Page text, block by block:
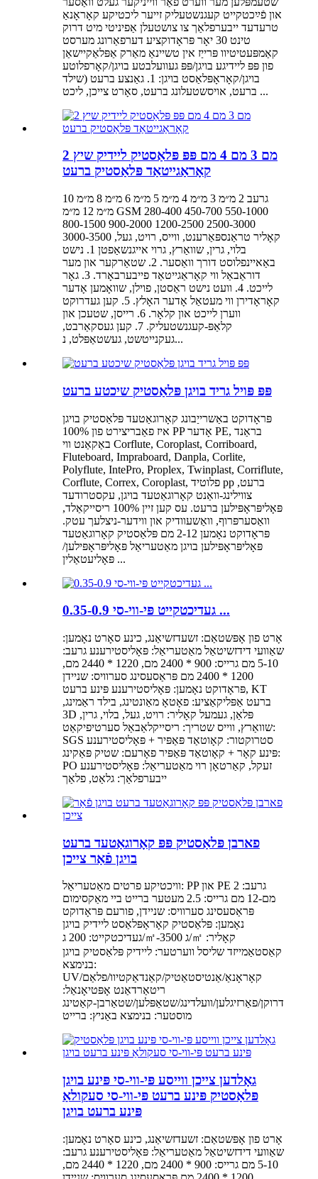
און פֿײַכטקייט קעגנשטעליק זייער ליכטיקע קאָראָנאַ
טרעדעד ייבערפלאַך צו צושטעלן אַפיניטי מיט דרוק
טינט 30 יאָר פּראָדוקציע דערפאַרונג מערסט
קאַמפּעטיטיוו פּרייַז אין טשיינאַ מאַרק אַפּלאַקיישאַן
פון פּפּ ליידיגע בויגן/פּפּ געוועלבטע בויגן/קאָרפלוטע
בויגן/קאָראָפּלאַסט בויגן: 1. גאַנצע ברעט (שילד
ברעט, אויסשטעלונג ברעט, סאָרט צייכן, ליכט ...
2 מם 3 מם 4 מם פּפּ פּלאַסטיק ליידיק שיץ
קאָראַגייטאַד פּלאַסטיק ברעט
גרעב 2 מ״מ 3 מ״מ 4 מ״מ 5 מ״מ 6 מ״מ 8 מ״מ 10
מ״מ 12 מ״מ GSM 280-400 450-700 550-1000
800-1500 900-2000 1200-2500 2500-3000
3000-3500 קאָליר טראַנספּאַרענט, ווייס, רויט, געל,
בלוי, גרין, שוואַרץ, גרוי אייגנשאַפטן 1. נישט
באַאיינפלוסט דורך וואַסער. 2. שטאַרקער און מער
דוראַבאַל ווי קאָראַגייטאַד פייבערבאָרד. 3. גאָר
לייכט. 4. וועט נישט ראַסטן, פוילן, שוואָמען אָדער
קאָראָדירן ווי מעטאַל אָדער האָלץ. 5. קען געדרוקט
ווערן לייכט און קלאָר. 6. רייסן, שטעכן און
קלאַפּ-קעגנשטעליק. 7. קען געסקאַרבט,
געקנייטשט, געשטאַפּלט, נ...
פּפּ פּויל גריד בויגן פּלאַסטיק שיכטע ברעט
פּראָדוקט באַשרייַבונג קאָרוגאַטעד פּלאַסטיק בויגן
איז פאַבריצירט פון 100% PP אָדער PE, בראַנד
באַקאַנט ווי Corflute, Coroplast, Corriboard,
Fluteboard, Impraboard, Danpla, Corlite,
Polyflute, IntePro, Proplex, Twinplast, Corriflute,
Corflute, Correx, Coroplast, פלוטיד pp ברעט,
צווילינג-וואַנט קאָרוגאַטעד בויגן, עקסטרודעד
פּאָליפּראָפּילען ברעט. עס קען זיין 100% ריסייקאַלד,
וואַסערפּרוף, וואַשעוודיק און ווידער-ניצלעך עטק.
פּראָדוקט נאָמען 2-12 מם פּלאַסטיק קאָרוגאַטעד
פּאָליפּראָפּילען בויגן מאַטעריאַל פּאָליפּראָפּילען/
פּאָליעטאַלין ...
0.35-0.9 געדיכטקייט פּי-ווי-סי ...
אָרט פון אָפּשטאַם: זשעדזשיאַנג, כינע סאָרט נאָמען:
שאַוועי דידזשיטאַל מאַטעריאַל: פּאָליסטירענע גרעב:
5-10 מם גרייס: 900 * 2400 מם, 1220 * 2440 מם,
1200 * 2400 מם פּראַסעסינג סערוויס: שניידן
פּראָדוקט נאָמען: פּאָליסטירענע פּינע ברעט, KT
ברעט אַפּליקאַציע: פאָטאָ מאַונטינג, בילד ראַמינג,
3D פּלאַן, געמעל קאָליר: רויט, געל, בלוי, גרין,
שוואַרץ, ווייס שטריך: ריסייקלאַבאַל סערטיפיקאַט:
SGS סטרוקטור: קאָוטאַד פּאַפּיר + פּאָליסטירענע
פּינע קאָר + קאָוטאַד פּאַפּיר פאָרעם: שטיק פּאַקינג:
PO זעקל, קאַרטאָן רוי מאַטעריאַל: פּאָליסטירענע
ייבערפלאַך: גלאַט, פלאַך
פארבן פּלאַסטיק פּפּ קאָרוגאַטעד ברעט
בויגן פֿאַר צייכן
וויכטיקע פרטים מאַטעריאַל: PP און PE גרעב: 2
מם-12 מם גרייס: 2.5 מעטער ברייט ביי מאַקסימום
פּראַסעסינג סערוויס: שניידן, פורעם פּראָדוקט
נאָמען: פּלאַסטיק קאָראָפּלאַסט ליידיק בויגן
געדיכטקייט: 200 ג/㎡-3500 ג/㎡ קאָליר:
קאַסטאַמייזד שליסל ווערטער: ליידיק פּלאַסטיק בויגן
בנימצא:
UV/קאָראָנאַ/אַנטיסטאַטיק/קאַנדאַקטיוו/פלאַם
ריטאַרדאַנט אָפּטיאָנאַל:
דרוקן/פאַרזיגלען/וועלדינג/שטאַפּלען/שטאַרבן-קאַטינג
מוסטער: בנימצא באַניץ: ברייט
גאָלדען צייכן ווייסע פּי-ווי-סי פּינע בויגן
פּלאַסטיק פּינע ברעט פּי-ווי-סי סעקולאַ
פּינע ברעט בויגן
אָרט פון אָפּשטאַם: זשעדזשיאַנג, כינע סאָרט נאָמען:
שאַוועי דידזשיטאַל מאַטעריאַל: פּאָליסטירענע גרעב:
5-10 מם גרייס: 900 * 2400 מם, 1220 * 2440 מם,